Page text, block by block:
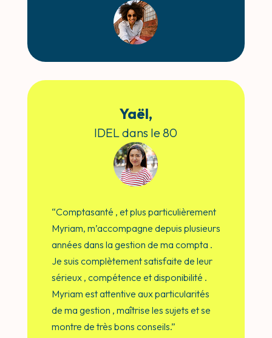
Yaël,
IDEL dans le 80
“Comptasanté , et plus particulièrement
Myriam, m’accompagne depuis plusieurs
années dans la gestion de ma compta .
Je suis complètement satisfaite de leur
sérieux , compétence et disponibilité .
Myriam est attentive aux particularités
de ma gestion , maîtrise les sujets et se
montre de très bons conseils.”